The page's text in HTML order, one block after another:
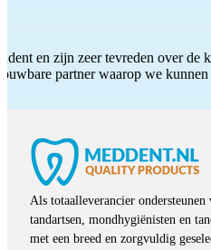
en zijn zeer tevreden over
partner waarop we
Als totaalleverancier ondersteunen
tandartsen, mondhygiënisten en
met een breed en zorgvuldig